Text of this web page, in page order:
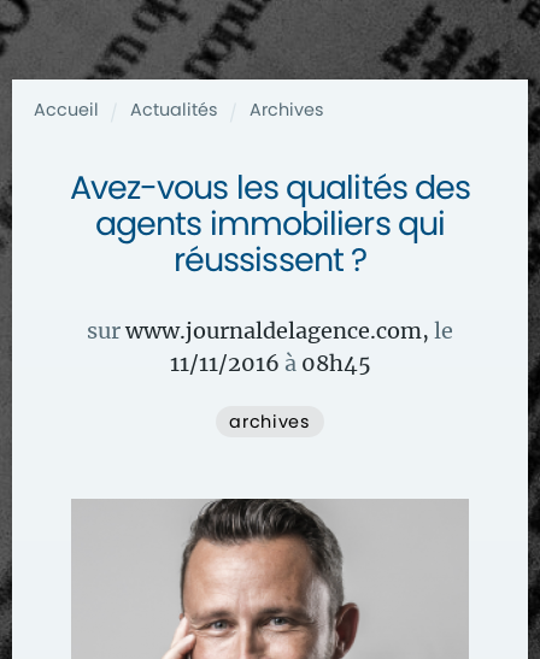
Accueil Actualités Archives
Avez-vous les qualités des
agents immobiliers qui
réussissent ?
surwww.journaldelagence.com, le
11/11/2016 à 08h45
archives